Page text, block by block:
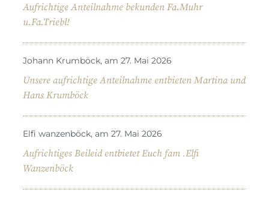
Aufrichtige Anteilnahme bekunden Fa.Muhr
u.Fa.Triebl!
Johann Krumböck, am 27. Mai 2026
Unsere aufrichtige Anteilnahme entbieten Martina und
Hans Krumböck
Elfi wanzenböck, am 27. Mai 2026
Aufrichtiges Beileid entbietet Euch fam .Elfi
Wanzenböck